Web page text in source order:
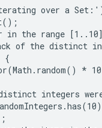
over a
in the range
of the distinct
{
*
integers